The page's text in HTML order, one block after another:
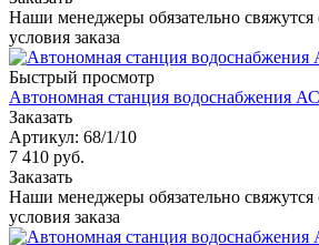
Наши менеджеры обязательно свяжутся
условия заказа
Быстрый просмотр
Автономная станция водоснабжения
Заказать
Артикул: 68/1/10
7 410 руб.
Заказать
Наши менеджеры обязательно свяжутся
условия заказа